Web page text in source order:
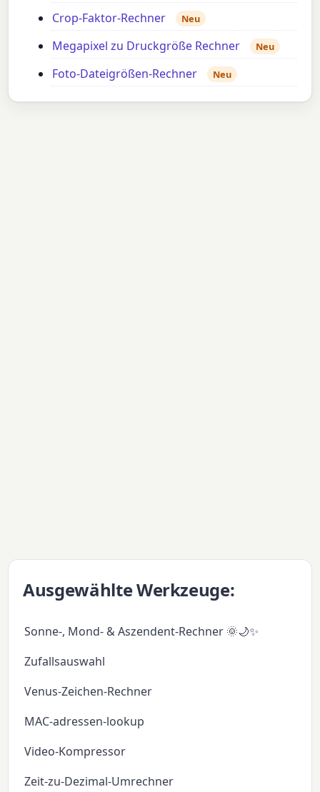
Crop-Faktor-Rechner Neu
Megapixel zu Druckgröße Rechner Neu
Foto-Dateigrößen-Rechner Neu
Ausgewählte Werkzeuge:
Sonne-, Mond- & Aszendent-Rechner 🌞🌙✨
Zufallsauswahl
Venus-Zeichen-Rechner
MAC-adressen-lookup
Video-Kompressor
Zeit-zu-Dezimal-Umrechner